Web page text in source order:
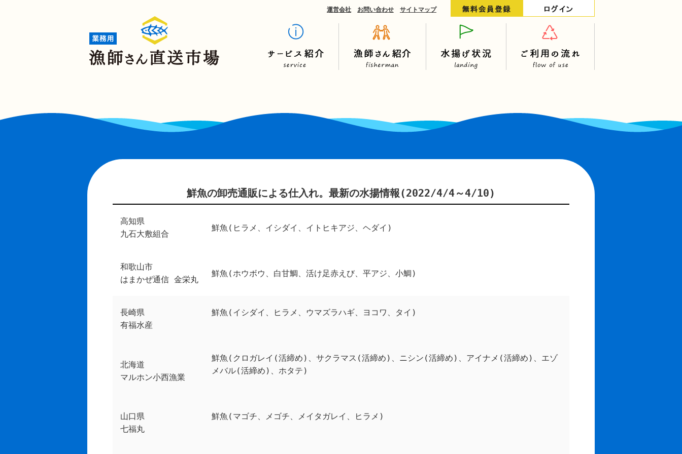
運営会社 お問い合わせ サイトマップ
鮮魚の卸売通販による仕入れ。最新の水揚情報(2022/4/4～4/10)
高知県
九石大敷組合
鮮魚(ヒラメ、イシダイ、イトヒキアジ、ヘダイ)
和歌山市
はまかぜ通信 金栄丸
鮮魚(ホウボウ、白甘鯛、活け足赤えび、平アジ、小鯛)
長崎県
有福水産
鮮魚(イシダイ、ヒラメ、ウマズラハギ、ヨコワ、タイ)
北海道
マルホン小西漁業
鮮魚(クロガレイ(活締め)、サクラマス(活締め)、ニシン(活締め)、アイナメ(活締め)、エゾ
メバル(活締め)、ホタテ)
山口県
七福丸
鮮魚(マゴチ、メゴチ、メイタガレイ、ヒラメ)